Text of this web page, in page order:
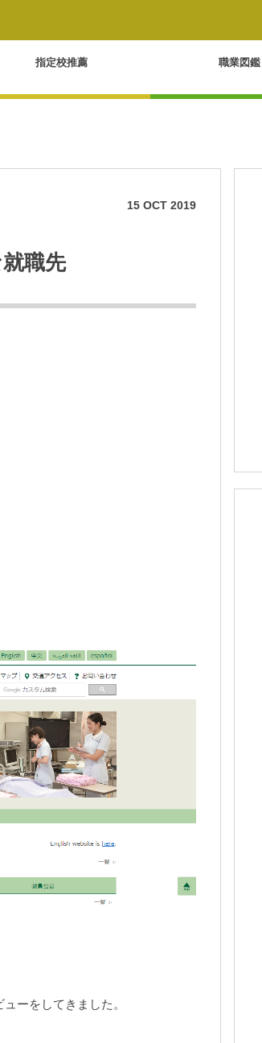
指定校推薦 職業図鑑
15 OCT 2019
職先
ーをしてきました。